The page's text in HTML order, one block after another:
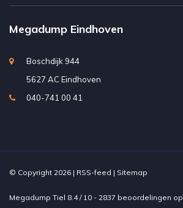
Megadump Eindhoven
Boschdijk 944
5627 AC Eindhoven
040-741 00 41
© Copyright 2026 | RSS-feed | Sitemap
Megadump Tiel 8.4/ 10 - 2837 beoordelingen op